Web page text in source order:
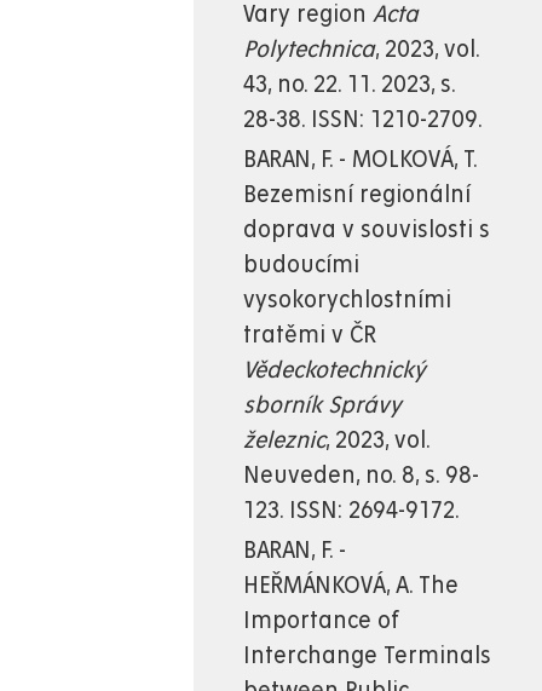
Vary region Acta
Polytechnica, 2023, vol.
43, no. 22. 11. 2023, s.
28-38. ISSN: 1210-2709.
BARAN, F. - MOLKOVÁ, T.
Bezemisní regionální
doprava v souvislosti s
budoucími
vysokorychlostními
tratěmi v ČR
Vědeckotechnický
sborník Správy
železnic, 2023, vol.
Neuveden, no. 8, s. 98-
123. ISSN: 2694-9172.
BARAN, F. -
HEŘMÁNKOVÁ, A. The
Importance of
Interchange Terminals